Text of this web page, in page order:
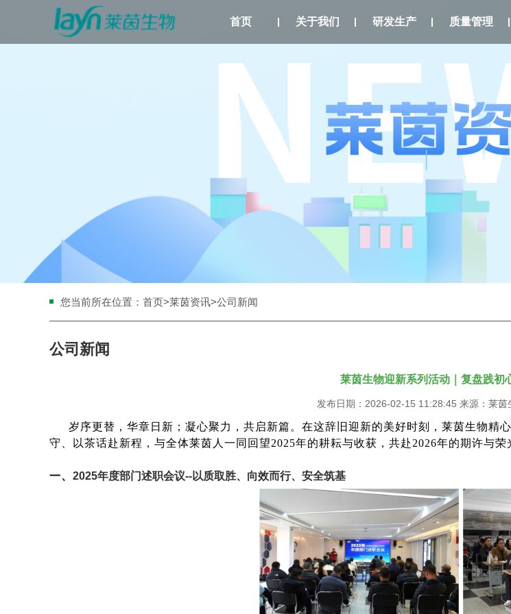
首页 关于我们 研发生产 质量管理
您当前所在位置： 首页>莱茵资讯>公司新闻
公司新闻
莱茵生物迎新系列活动｜复盘践初
发布日期：2026-02-15 11:28:45 来源：莱茵
岁序更替，华章日新；凝心聚力，共启新篇。在这辞旧迎新的美好时刻，莱茵生物精
守、以茶话赴新程，与全体莱茵人一同回望2025年的耕耘与收获，共赴2026年的期许与
一、 2025年度部门述职会议--以质取胜、向效而行、安全筑基